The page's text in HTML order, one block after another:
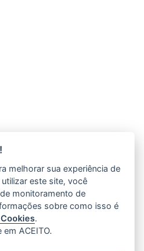
melhorar sua experiência de
este site, você
monitoramento de
sobre como isso é
.
ACEITO.